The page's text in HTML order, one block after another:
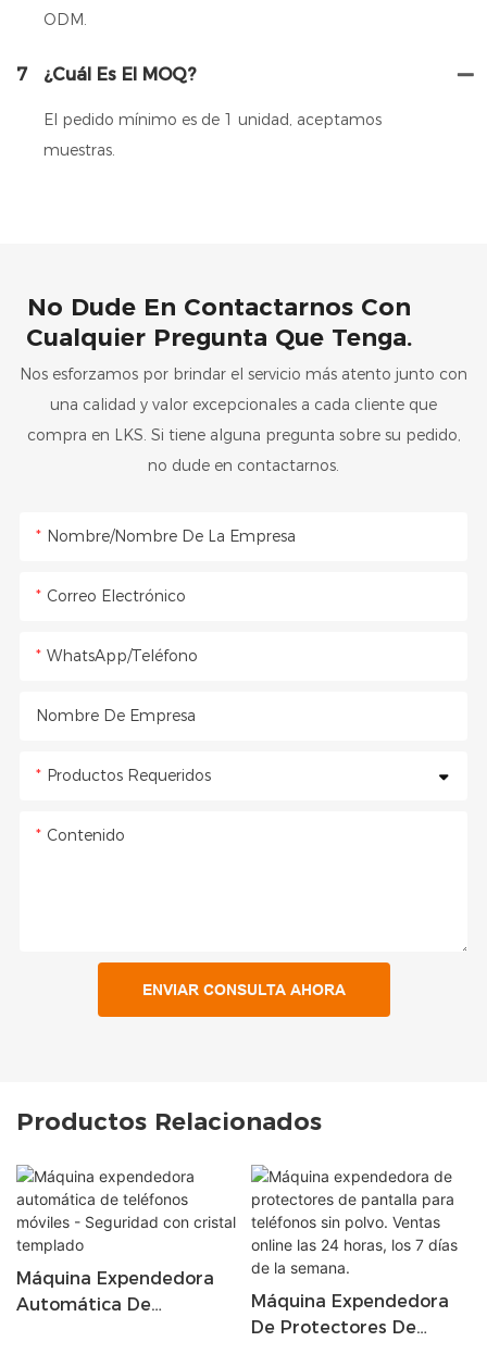
ODM.
7 ¿Cuál Es El MOQ?
El pedido mínimo es de 1 unidad, aceptamos
muestras.
No Dude En Contactarnos Con
Cualquier Pregunta Que Tenga.
Nos esforzamos por brindar el servicio más atento junto con
una calidad y valor excepcionales a cada cliente que
compra en LKS. Si tiene alguna pregunta sobre su pedido,
no dude en contactarnos.
Nombre/Nombre De La Empresa
Correo Electrónico
WhatsApp/Teléfono
Nombre De Empresa
Productos Requeridos
Contenido
ENVIAR CONSULTA AHORA
Productos Relacionados
Máquina Expendedora
Automática De
Máquina Expendedora
De Protectores De